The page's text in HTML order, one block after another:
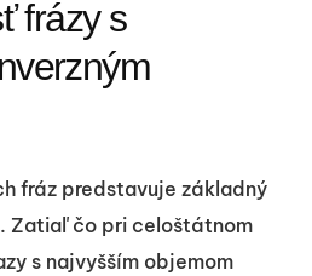
frázy s
fráz predstavuje základný
Zatiaľ čo pri celoštátnom
s najvyšším objemom